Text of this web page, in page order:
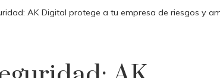
AK Digital protege a tu empresa de riesgos y